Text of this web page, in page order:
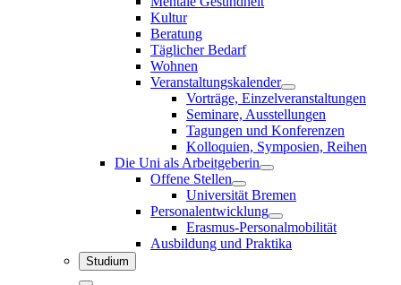
Kultur
Beratung
Täglicher Bedarf
Wohnen
Veranstaltungskalender
Vorträge, Einzelveranstaltungen
Seminare, Ausstellungen
Tagungen und Konferenzen
Kolloquien, Symposien, Reihen
Die Uni als Arbeitgeberin
Offene Stellen
Universität Bremen
Personalentwicklung
Erasmus-Personalmobilität
Ausbildung und Praktika
Studium